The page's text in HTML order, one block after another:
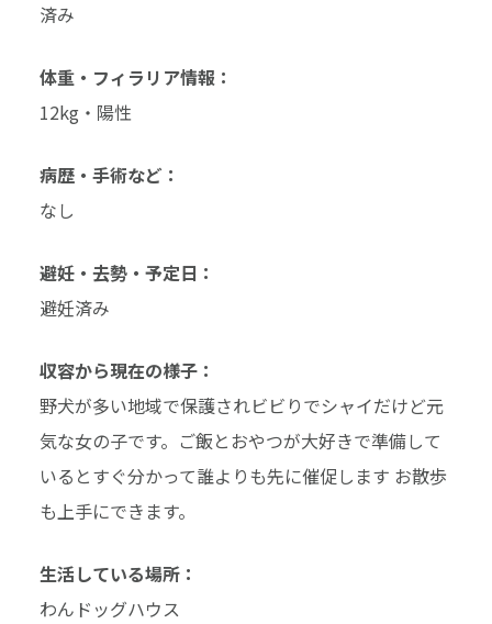
済み
体重・フィラリア情報：
12kg・陽性
病歴・手術など：
なし
避妊・去勢・予定日：
避妊済み
収容から現在の様子：
野犬が多い地域で保護されビビりでシャイだけど元
気な女の子です。ご飯とおやつが大好きで準備して
いるとすぐ分かって誰よりも先に催促します お散歩
も上手にできます。
生活している場所：
わんドッグハウス